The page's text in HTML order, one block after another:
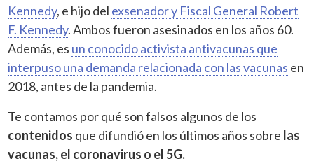
Kennedy, e hijo del exsenador y Fiscal General Robert
F. Kennedy. Ambos fueron asesinados en los años 60.
Además, es un conocido activista antivacunas que
interpuso una demanda relacionada con las vacunas en
2018, antes de la pandemia.
Te contamos por qué son falsos algunos de los
contenidos que difundió en los últimos años sobre las
vacunas, el coronavirus o el 5G.